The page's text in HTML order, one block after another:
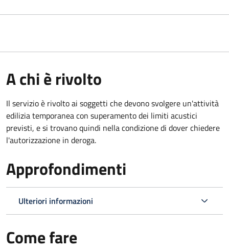
A chi è rivolto
Il servizio è rivolto ai soggetti che devono svolgere un'attività
edilizia temporanea con superamento dei limiti acustici
previsti, e si trovano quindi nella condizione di dover chiedere
l'autorizzazione in deroga.
Approfondimenti
Ulteriori informazioni
Come fare